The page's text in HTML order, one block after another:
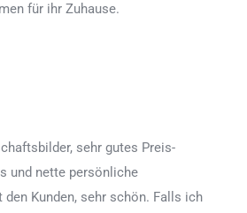
für ihr Zuhause.
sehr gutes Preis-
und nette persönliche
Kunden, sehr schön. Falls ich